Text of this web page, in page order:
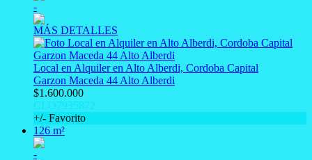
-
MÁS DETALLES
Local en Alquiler en Alto Alberdi, Cordoba Capital
Garzon Maceda 44 Alto Alberdi
$1.600.000
CLO7935872
+/- Favorito
126 m²
-